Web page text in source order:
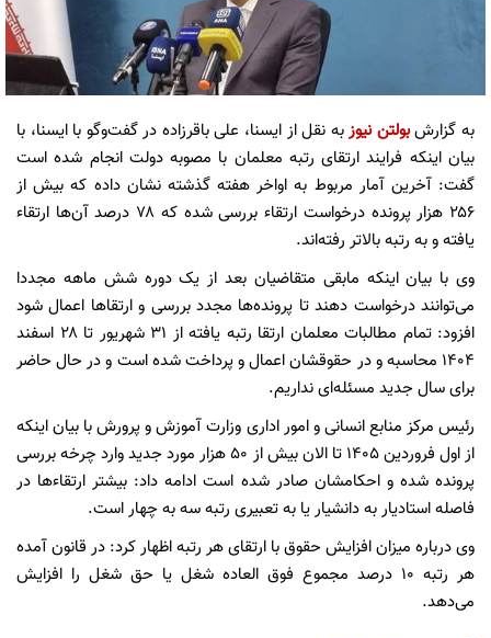
به گزارشبولتن نیوزبه نقل از ایسنا، علی باقرزاده در گفت‌وگو با ایسنا، با
بیان اینکه فرایند ارتقای رتبه معلمان با مصوبه دولت انجام شده است
گفت: آخرین آمار مربوط به اواخر هفته گذشته نشان داده که بیش از
۲۵۶ هزار پرونده درخواست ارتقاء بررسی شده که ۷۸ درصد آن‌ها ارتقاء
یافته و به رتبه بالاتر رفته‌اند.
وی با بیان اینکه مابقی متقاضیان بعد از یک دوره شش ماهه مجددا
می‌توانند درخواست دهند تا پرونده‌ها مجدد بررسی و ارتقاها اعمال شود
افزود: تمام مطالبات معلمان ارتقا رتبه یافته از ۳۱ شهریور تا ۲۸ اسفند
۱۴۰۴ محاسبه و در حقوقشان اعمال و پرداخت شده است و در حال حاضر
برای سال جدید مسئله‌ای نداریم.
رئیس مرکز منابع انسانی و امور اداری وزارت آموزش و پرورش با بیان اینکه
از اول فروردین ۱۴۰۵ تا الان بیش از ۵۰ هزار مورد جدید وارد چرخه بررسی
پرونده شده و احکامشان صادر شده است ادامه داد: بیشتر ارتقاءها در
فاصله استادیار به دانشیار یا به تعبیری رتبه سه به چهار است.
وی درباره میزان افزایش حقوق با ارتقای هر رتبه اظهار کرد: در قانون آمده
هر رتبه ۱۰ درصد مجموع فوق العاده شغل یا حق شغل را افزایش
می‌دهد.